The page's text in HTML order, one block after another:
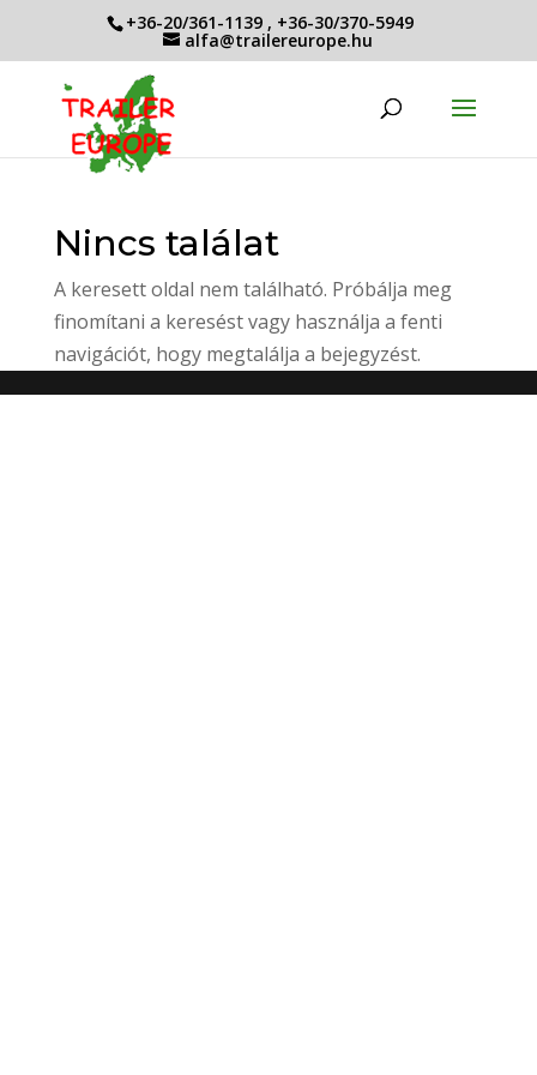
+36-20/361-1139 , +36-30/370-5949
alfa@trailereurope.hu
Nincs találat
A keresett oldal nem található. Próbálja meg
finomítani a keresést vagy használja a fenti
navigációt, hogy megtalálja a bejegyzést.